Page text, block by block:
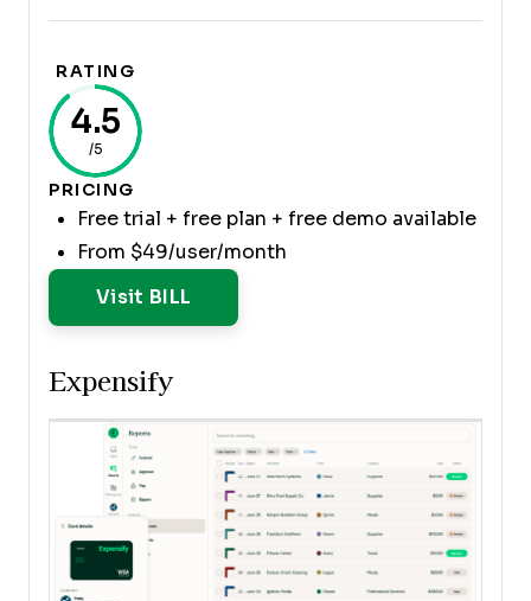
RATING
4.5
/5
PRICING
Free trial + free plan + free demo available
From $49/user/month
Visit BILL
Expensify